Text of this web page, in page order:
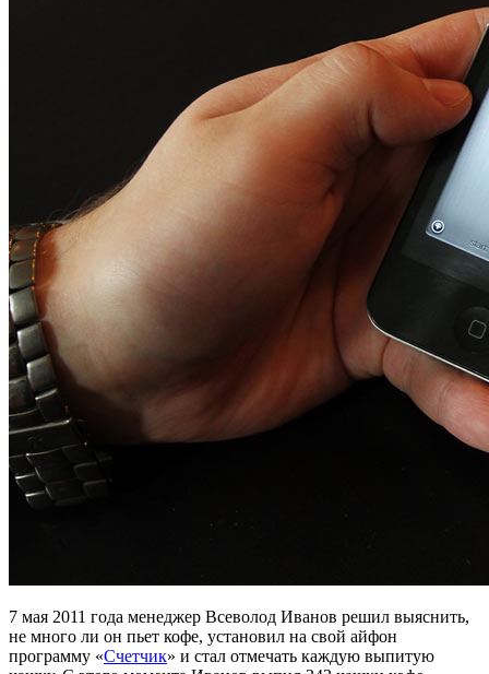
7 мая 2011 года менеджер Всеволод Иванов решил выяснить,
не много ли он пьет кофе, установил на свой айфон
программу «Счетчик» и стал отмечать каждую выпитую